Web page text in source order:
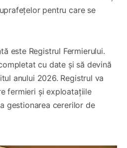
pentru care se
este Registrul Fermierului.
cu date și să devină
anului 2026. Registrul va
fermieri și exploatațiile
gestionarea cererilor de